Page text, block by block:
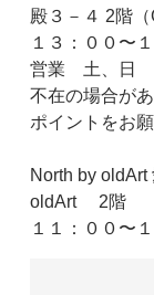
殿３－４ 2階
１３：００〜
営業 土、日
不在の場合が
ポイントをお
North by
oldArt 2階
１１：００〜